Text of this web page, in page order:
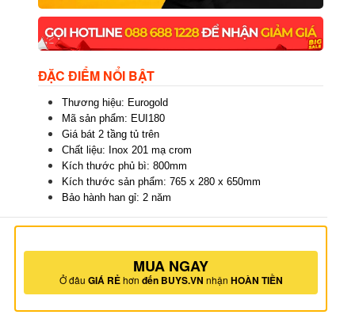
ĐẶC ĐIỂM NỔI BẬT
Thương hiệu: Eurogold
Mã sản phẩm: EUI180
Giá bát 2 tầng tủ trên
Chất liệu: Inox 201 mạ crom
Kích thước phủ bì: 800mm
Kích thước sản phẩm: 765 x 280 x 650mm
Bảo hành han gỉ: 2 năm
MUA NGAY
Ở đâu GIÁ RẺhơn đến BUYS.VN nhận HOÀN TIỀN